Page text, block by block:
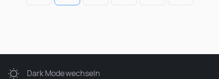
Dark Modewechseln